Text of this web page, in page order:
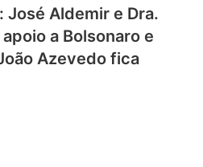
José Aldemir e Dra.
a Bolsonaro e
Azevedo fica